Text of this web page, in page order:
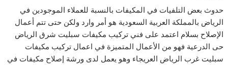
حدوث بعض التلفيات في المكيفات بالنسبة للعملاء الموجودين في
الرياض بالمملكة العربية السعودية هو أمر وارد ولكن حتى تتم أعمال
الإصلاح بسلام اعتمد على فني تركيب مكيفات سبليت شرق الرياض
حى الدرعية فهو من الأعمال المتميزة في اعمال تركيب مكيفات
سبليت غرب الرياض العريجاء وهو يعمل لدى ورشة إصلاح مكيفات في